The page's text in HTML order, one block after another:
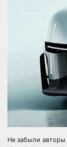
Не забыли авторы